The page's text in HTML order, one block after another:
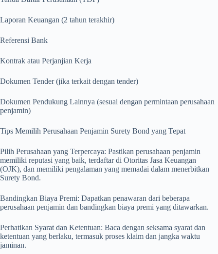
Laporan Keuangan (2 tahun terakhir)
Referensi Bank
Kontrak atau Perjanjian Kerja
Dokumen Tender (jika terkait dengan tender)
Dokumen Pendukung Lainnya (sesuai dengan permintaan perusahaan
penjamin)
Tips Memilih Perusahaan Penjamin Surety Bond yang Tepat
Pilih Perusahaan yang Terpercaya: Pastikan perusahaan penjamin
memiliki reputasi yang baik, terdaftar di Otoritas Jasa Keuangan
(OJK), dan memiliki pengalaman yang memadai dalam menerbitkan
Surety Bond.
Bandingkan Biaya Premi: Dapatkan penawaran dari beberapa
perusahaan penjamin dan bandingkan biaya premi yang ditawarkan.
Perhatikan Syarat dan Ketentuan: Baca dengan seksama syarat dan
ketentuan yang berlaku, termasuk proses klaim dan jangka waktu
jaminan.